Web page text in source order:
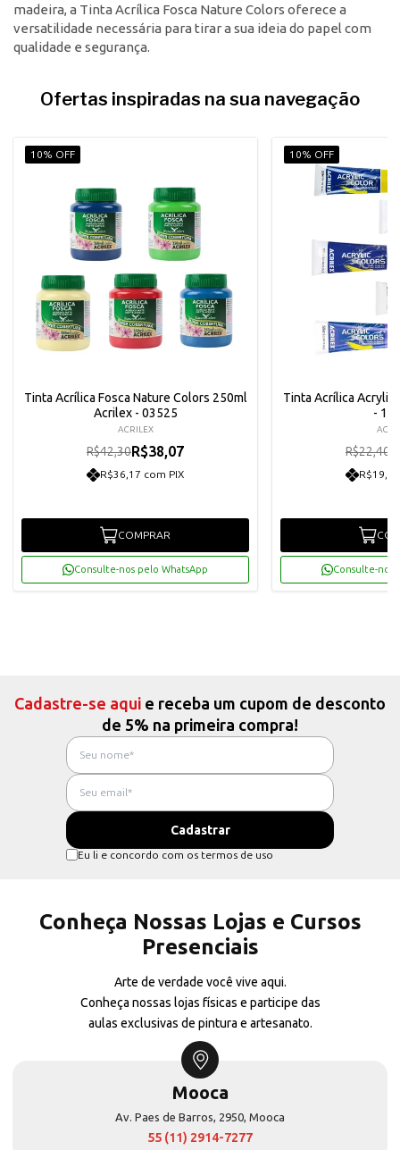
madeira, a Tinta Acrílica Fosca Nature Colors oferece a
versatilidade necessária para tirar a sua ideia do papel com
qualidade e segurança.
Ofertas inspiradas na sua navegação
10% OFF
Tinta Acrílica Fosca Nature Colors 250ml
Acrilex - 03525
ACRILEX
R$42,30R$38,07
R$36,17 com PIX
COMPRAR
Consulte-nos pelo WhatsApp
10% OFF
Tinta Acrílica Acrylic
-
R$22,40
Consulte-nos
Cadastre-se aqui e receba um cupom de desconto
de 5% na primeira compra!
Eu li e concordo com os termos de uso
Conheça Nossas Lojas e Cursos
Presenciais
Arte de verdade você vive aqui.
Conheça nossas lojas físicas e participe das
aulas exclusivas de pintura e artesanato.
Mooca
Av. Paes de Barros, 2950, Mooca
55 (11) 2914-7277